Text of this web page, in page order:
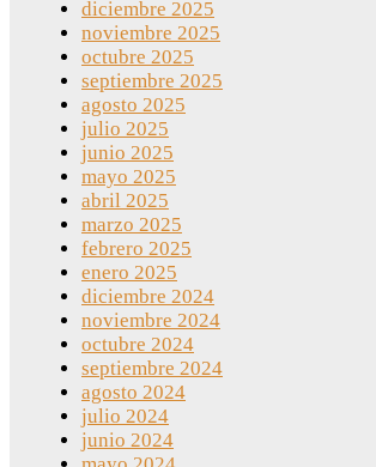
diciembre 2025
noviembre 2025
octubre 2025
septiembre 2025
agosto 2025
julio 2025
junio 2025
mayo 2025
abril 2025
marzo 2025
febrero 2025
enero 2025
diciembre 2024
noviembre 2024
octubre 2024
septiembre 2024
agosto 2024
julio 2024
junio 2024